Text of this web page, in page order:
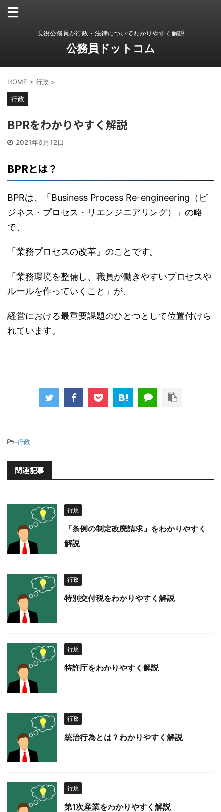
現役公務員が行政・法律についてわかりやすく解説
公務員ドットコム
HOME > 行政 >
行政
BPRをわかりやすく解説
2021年6月12日
BPRとは？
BPRは、「Business Process Re-engineering（ビ
ジネス・プロセス・リエンジニアリング）」の略
で、
「業務プロセスの改革」のことです。
「業務環境を整備し、職員が働きやすいプロセスや
ルールを作っていくこと」が、
経営における最重要課題のひとつとして位置付けら
れています。
-行政
関連記事
行政
「条例の制定改廃請求」をわかりやすく
解説
行政
特別交付税をわかりやすく解説
行政
特許庁をわかりやすく解説
行政
統治行為とは？わかりやすく解説
行政
第1次産業をわかりやすく解説